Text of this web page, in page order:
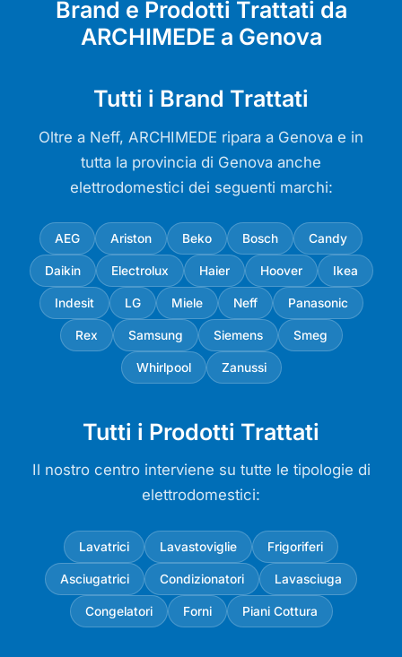
Brand e Prodotti Trattati da
ARCHIMEDE a Genova
Tutti i Brand Trattati
Oltre a Neff, ARCHIMEDE ripara a Genova e in
tutta la provincia di Genova anche
elettrodomestici dei seguenti marchi:
AEG Ariston Beko Bosch Candy
Daikin Electrolux Haier Hoover Ikea
Indesit LG Miele Neff Panasonic
Rex Samsung Siemens Smeg
Whirlpool Zanussi
Tutti i Prodotti Trattati
Il nostro centro interviene su tutte le tipologie di
elettrodomestici:
Lavatrici Lavastoviglie Frigoriferi
Asciugatrici Condizionatori Lavasciuga
Congelatori Forni Piani Cottura